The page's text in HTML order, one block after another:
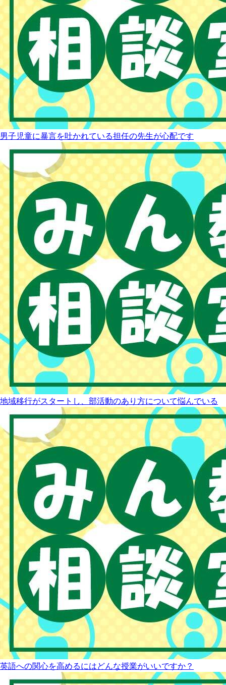
男子児童に暴言を吐かれている担任の先生が心配です
地域移行がスタートし、部活動のあり方について悩んでいる
英語への関心を高めるにはどんな授業がいいですか？